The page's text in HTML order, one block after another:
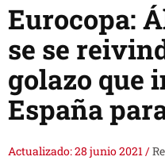
Eurocopa:
se se
golazo que
España
Actualizado: 28 junio 2021/